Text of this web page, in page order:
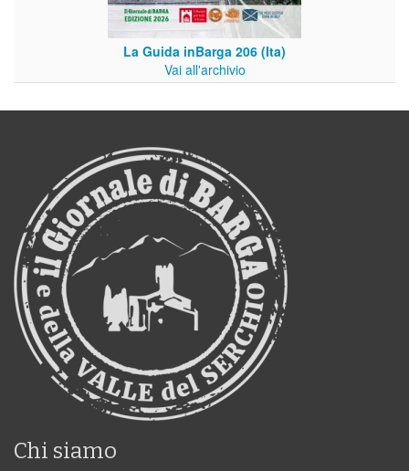
La Guida inBarga 206 (Ita)
Vai all'archivio
Chi siamo